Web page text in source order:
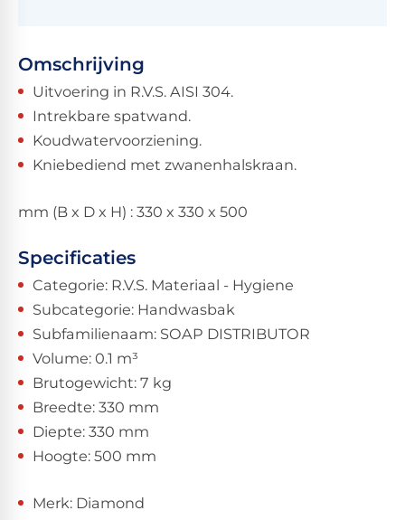
Omschrijving
Uitvoering in R.V.S. AISI 304.
Intrekbare spatwand.
Koudwatervoorziening.
Kniebediend met zwanenhalskraan.
mm (B x D x H) : 330 x 330 x 500
Specificaties
Categorie: R.V.S. Materiaal - Hygiene
Subcategorie: Handwasbak
Subfamilienaam: SOAP DISTRIBUTOR
Volume: 0.1 m³
Brutogewicht: 7 kg
Breedte: 330 mm
Diepte: 330 mm
Hoogte: 500 mm
Merk: Diamond